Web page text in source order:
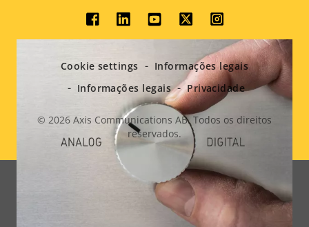
Social
menu
Legal
© 2026 Axis Communications AB. Todos os direitos
reservados.
Cookie settings
Informações legais
Informações legais
Privacidade